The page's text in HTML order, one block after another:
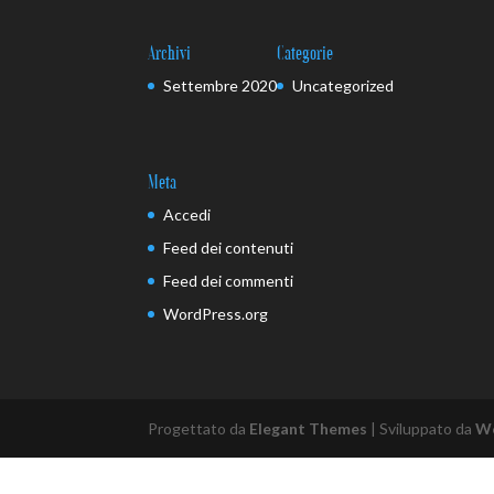
Archivi
Settembre 2020
Categorie
Uncategorized
Meta
Accedi
Feed dei contenuti
Feed dei commenti
WordPress.org
Progettato da Elegant Themes | Sviluppato da